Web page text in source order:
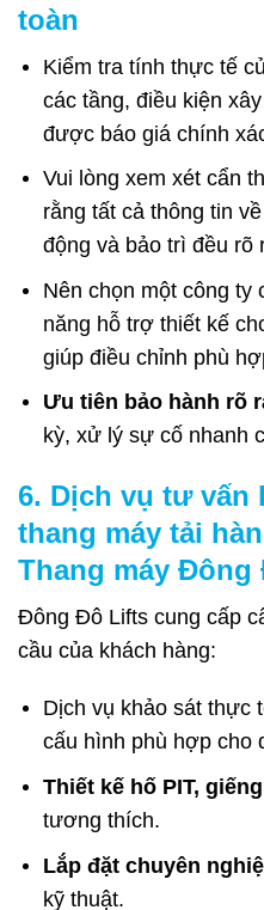
toàn
Kiểm tra tính thực tế
các tầng, điều kiện
được báo giá chính
Vui lòng xem xét cẩn
rằng tất cả thông tin
động và bảo trì đều rõ
Nên chọn một công ty
năng hỗ trợ thiết kế
giúp điều chỉnh phù
Ưu tiên bảo hành rõ
kỳ, xử lý sự cố nhanh
6. Dịch vụ tư vấn
thang máy tải
Thang máy
Đông Đô Lifts cung cấp
cầu của khách hàng:
Dịch vụ khảo sát thực
cấu hình phù hợp cho
Thiết kế hố PIT,
tương thích.
Lắp đặt chuyên
kỹ thuật.